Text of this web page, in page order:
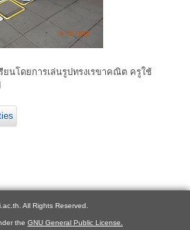
นโดยการเล่นรูปทรงเรขาคณิต ครูใช้
All Rights Reserved.
the GNU General Public License.